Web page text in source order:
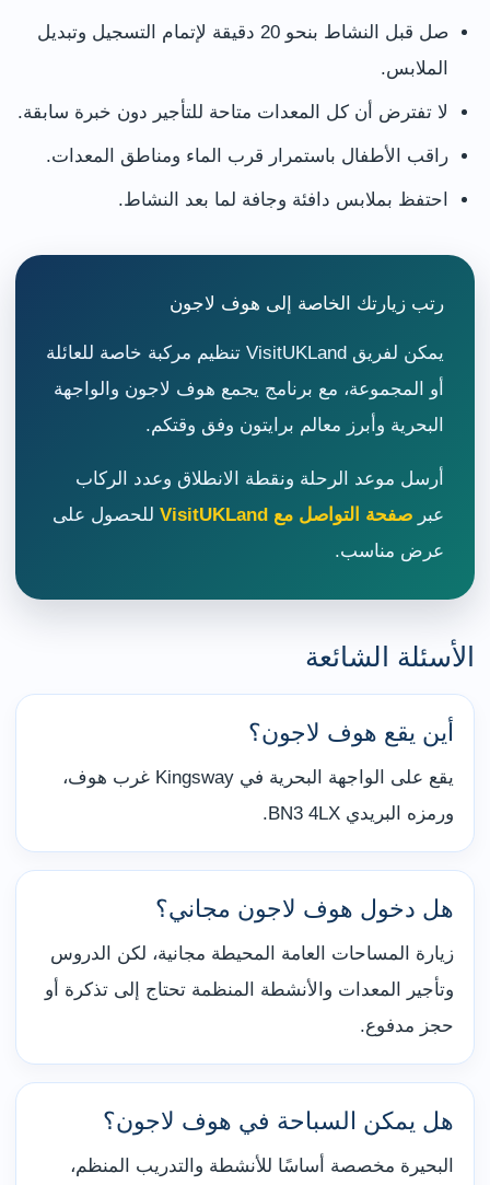
صل قبل النشاط بنحو 20 دقيقة لإتمام التسجيل وتبديل
الملابس.
لا تفترض أن كل المعدات متاحة للتأجير دون خبرة سابقة.
راقب الأطفال باستمرار قرب الماء ومناطق المعدات.
احتفظ بملابس دافئة وجافة لما بعد النشاط.
رتب زيارتك الخاصة إلى هوف لاجون
يمكن لفريق VisitUKLand تنظيم مركبة خاصة للعائلة
أو المجموعة، مع برنامج يجمع هوف لاجون والواجهة
البحرية وأبرز معالم برايتون وفق وقتكم.
أرسل موعد الرحلة ونقطة الانطلاق وعدد الركاب
عبر صفحة التواصل مع VisitUKLand
للحصول على
عرض مناسب.
الأسئلة الشائعة
أين يقع هوف لاجون؟
يقع على الواجهة البحرية في Kingsway غرب هوف،
ورمزه البريدي BN3 4LX.
هل دخول هوف لاجون مجاني؟
زيارة المساحات العامة المحيطة مجانية، لكن الدروس
وتأجير المعدات والأنشطة المنظمة تحتاج إلى تذكرة أو
حجز مدفوع.
هل يمكن السباحة في هوف لاجون؟
البحيرة مخصصة أساسًا للأنشطة والتدريب المنظم،